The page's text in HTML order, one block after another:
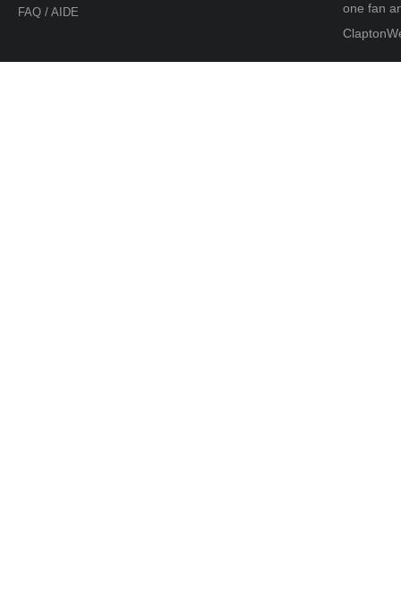
FAQ / AIDE
one fan